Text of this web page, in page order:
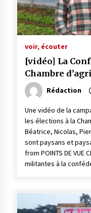
voir, écouter
[vidéo] La
Chambre
Rédaction
Une vidéo de la
les élections à la
Béatrice, Nicolas,
sont paysans et
from POINTS DE VUE
militantes à la